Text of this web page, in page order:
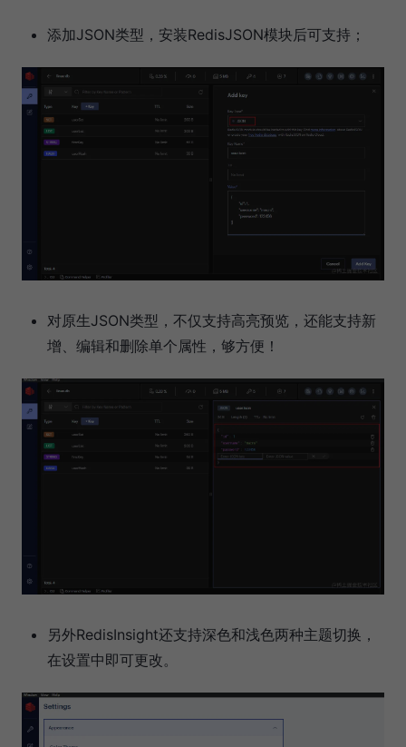
添加JSON类型，安装RedisJSON模块后可支持；
对原生JSON类型，不仅支持高亮预览，还能支持新
增、编辑和删除单个属性，够方便！
另外RedisInsight还支持深色和浅色两种主题切换，
在设置中即可更改。